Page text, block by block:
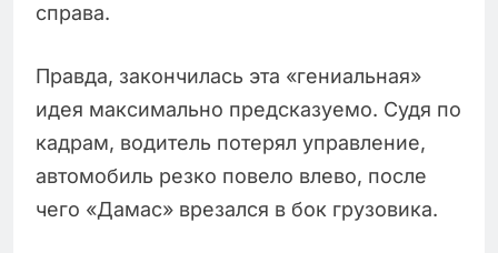
справа.
Правда, закончилась эта «гениальная»
идея максимально предсказуемо. Судя по
кадрам, водитель потерял управление,
автомобиль резко повело влево, после
чего «Дамас» врезался в бок грузовика.